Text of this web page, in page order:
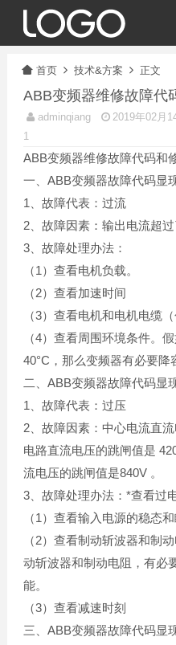
首页 技术&方案 正文
ABB变频器维修故障代
adminqiang 2019年02月
1
ABB变频器维修故障代码和
一、ABB变频器故障代码显
1、故障代表：过流
2、故障因素：输出电流超
3、故障处理办法：
（1）查看电机负载。
（2）查看加速时间
（3）查看电机和电机电缆（
（4）查看周围环境条件。
40°C，那么变频器有必要降
二、ABB变频器故障代码显
1、故障代表：过压
2、故障因素：中心电流直
电路直流电压的跳闸值是
流电压的跳闸值是840V 。
3、故障处理办法：*查看过
（1）查看输入电源的稳态
（2）查看制动斩波器和制
动斩波器和制动电阻，有必
能。
（3）查看减速时刻
三、ABB变频器故障代码显